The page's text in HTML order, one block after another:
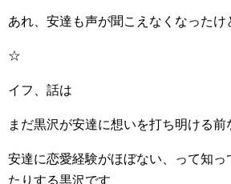
あれ、安達も声が聞こえなくなったけ
☆
イフ、話は
まだ黒沢が安達に想いを打ち明ける前
安達に恋愛経験がほぼない、って知っ
たりする黒沢です